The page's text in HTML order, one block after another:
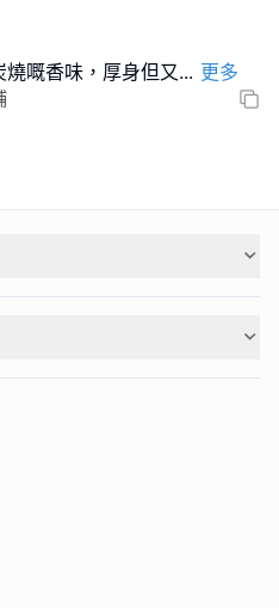
嘅香味，厚身但又... 更多